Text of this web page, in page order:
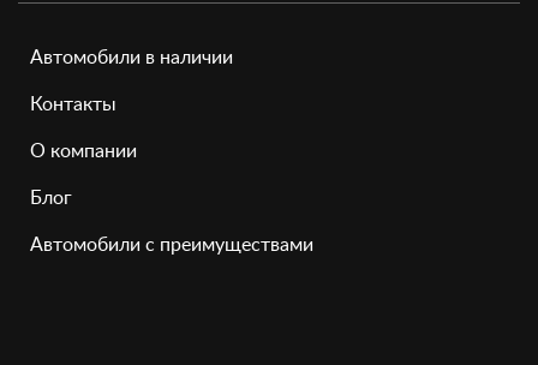
Автомобили в наличии
Контакты
О компании
Блог
Автомобили с преимуществами